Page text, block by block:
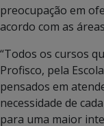
preocupação em
acordo com as
“Todos os cursos
Profisco, pela
pensados em
necessidade de
para uma maior